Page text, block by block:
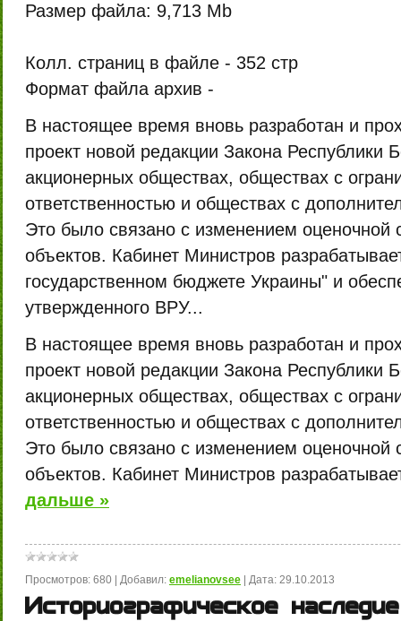
Размер файла: 9,713 Mb
Колл. страниц в файле - 352 стр
Формат файла архив -
В настоящее время вновь разработан и
проект новой редакции Закона Республики
акционерных обществах, обществах с
ответственностью и обществах с
Это было связано с изменением оценочной
объектов. Кабинет Министров
государственном бюджете Украины" и
утвержденного ВРУ...
В настоящее время вновь разработан и
проект новой редакции Закона Республики
акционерных обществах, обществах с
ответственностью и обществах с
Это было связано с изменением оценочной
объектов. Кабинет Министров
дальше »
Просмотров: 680 Добавил: emelianovsee Дата: 29.10.2013
Историографическое